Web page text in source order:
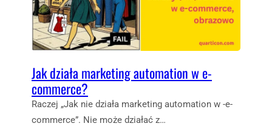
Jak działa marketing automation w e-
commerce?
Raczej „Jak nie działa marketing automation w -e-
commerce”. Nie może działać z…